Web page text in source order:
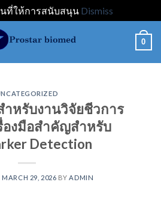
ที่ให้การสนับสนุน Dismiss
0
ำหรับงานวิจัยชีวการ
องมือสำคัญสำหรับ
Detection
MARCH 29, 2026 BY ADMIN